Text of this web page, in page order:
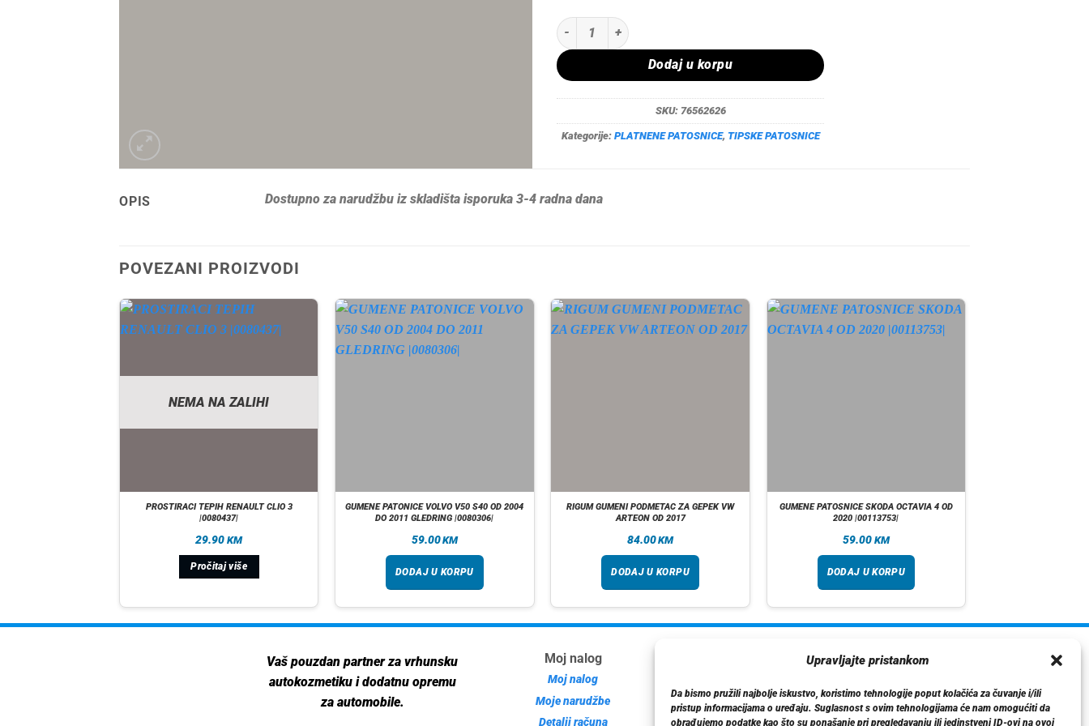
Upravljajte pristankom
Da bismo pružili najbolje iskustvo, koristimo tehnologije poput kolačića za čuvanje i/ili
pristup informacijama o uređaju. Suglasnost s ovim tehnologijama će nam omogućiti da
obrađujemo podatke kao što su ponašanje pri pregledavanju ili jedinstveni ID-ovi na ovoj
TEPIH PATOSNICE RIGUM AUDI A5 OD 2018 količina
Dodaj u korpu
SKU: 76562626
Kategorije: PLATNENE PATOSNICE, TIPSKE PATOSNICE
OPIS Dostupno za narudžbu iz skladišta isporuka 3-4 radna dana
POVEZANI PROIZVODI
NEMA NA ZALIHI
PROSTIRACI TEPIH RENAULT CLIO 3
|0080437|
29.90 KM
Pročitaj više
GUMENE PATONICE VOLVO V50 S40 OD 2004
DO 2011 GLEDRING |0080306|
59.00KM
DODAJ U KORPU
RIGUM GUMENI PODMETAC ZA GEPEK VW
ARTEON OD 2017
84.00KM
DODAJ U KORPU
GUMENE PATOSNICE SKODA OCTAVIA 4 OD
2020 |00113753|
59.00 KM
DODAJ U KORPU
Vaš pouzdan partner za vrhunsku
autokozmetiku i dodatnu opremu
za automobile.
Moj nalog
Moj nalog
Moje narudžbe
Detalji računa
Dostava
Politika privatnosti